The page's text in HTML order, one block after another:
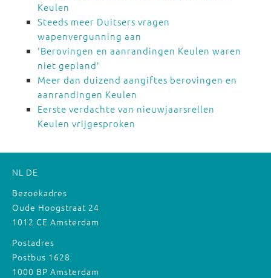
Keulen
Steeds meer Duitsers vragen
wapenvergunning aan
'Berovingen en aanrandingen Keulen waren
niet gepland'
Meer dan duizend aangiftes berovingen en
aanrandingen Keulen
Eerste verdachte van nieuwjaarsrellen
Keulen vrijgesproken
NL DE
Bezoekadres
Oude Hoogstraat 24
1012 CE Amsterdam
Postadres
Postbus 1628
1000 BP Amsterdam